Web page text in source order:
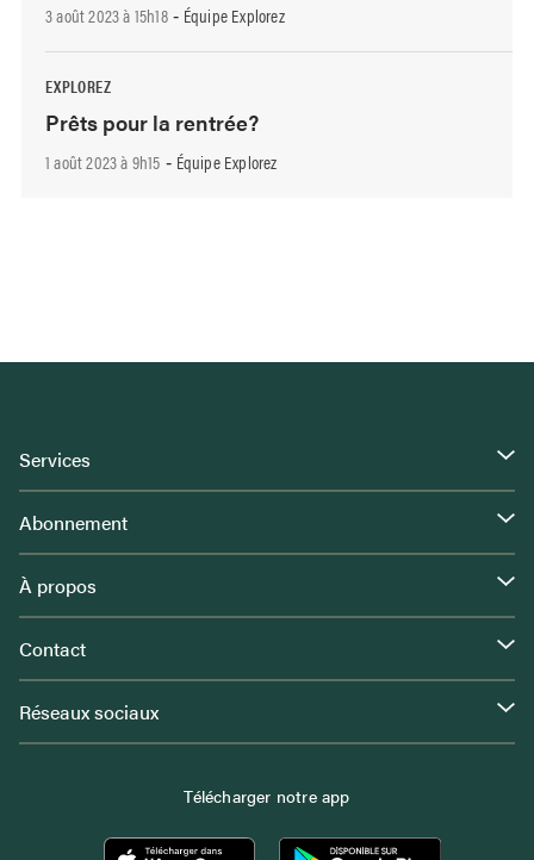
3 août 2023 à 15h18- Équipe Explorez
EXPLOREZ
Prêts pour la rentrée?
1 août 2023 à 9h15 - Équipe Explorez
Services
Abonnement
À propos
Contact
Réseaux sociaux
Télécharger notre app